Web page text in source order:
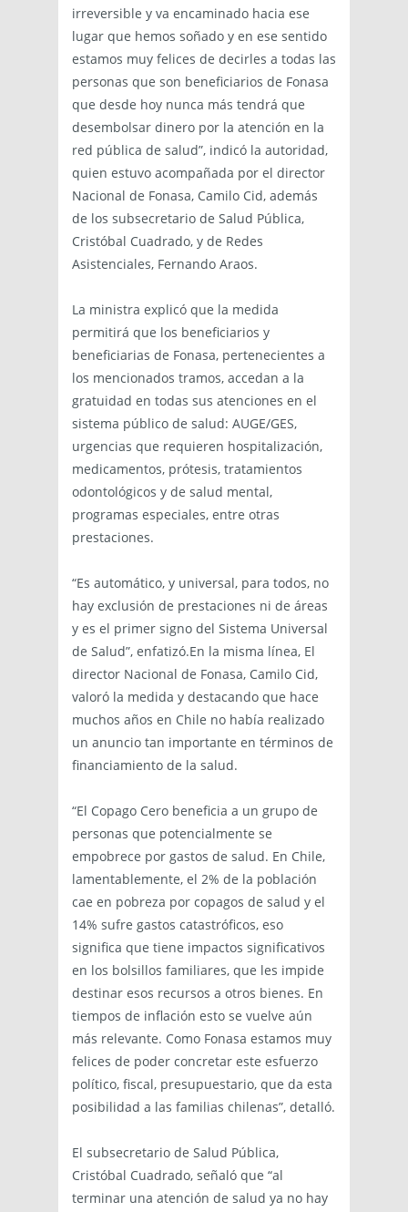
irreversible y va encaminado hacia ese
lugar que hemos soñado y en ese sentido
estamos muy felices de decirles a todas las
personas que son beneficiarios de Fonasa
que desde hoy nunca más tendrá que
desembolsar dinero por la atención en la
red pública de salud”, indicó la autoridad,
quien estuvo acompañada por el director
Nacional de Fonasa, Camilo Cid, además
de los subsecretario de Salud Pública,
Cristóbal Cuadrado, y de Redes
Asistenciales, Fernando Araos.
La ministra explicó que la medida
permitirá que los beneficiarios y
beneficiarias de Fonasa, pertenecientes a
los mencionados tramos, accedan a la
gratuidad en todas sus atenciones en el
sistema público de salud: AUGE/GES,
urgencias que requieren hospitalización,
medicamentos, prótesis, tratamientos
odontológicos y de salud mental,
programas especiales, entre otras
prestaciones.
“Es automático, y universal, para todos, no
hay exclusión de prestaciones ni de áreas
y es el primer signo del Sistema Universal
de Salud”, enfatizó.En la misma línea, El
director Nacional de Fonasa, Camilo Cid,
valoró la medida y destacando que hace
muchos años en Chile no había realizado
un anuncio tan importante en términos de
financiamiento de la salud.
“El Copago Cero beneficia a un grupo de
personas que potencialmente se
empobrece por gastos de salud. En Chile,
lamentablemente, el 2% de la población
cae en pobreza por copagos de salud y el
14% sufre gastos catastróficos, eso
significa que tiene impactos significativos
en los bolsillos familiares, que les impide
destinar esos recursos a otros bienes. En
tiempos de inflación esto se vuelve aún
más relevante. Como Fonasa estamos muy
felices de poder concretar este esfuerzo
político, fiscal, presupuestario, que da esta
posibilidad a las familias chilenas”, detalló.
El subsecretario de Salud Pública,
Cristóbal Cuadrado, señaló que “al
terminar una atención de salud ya no hay